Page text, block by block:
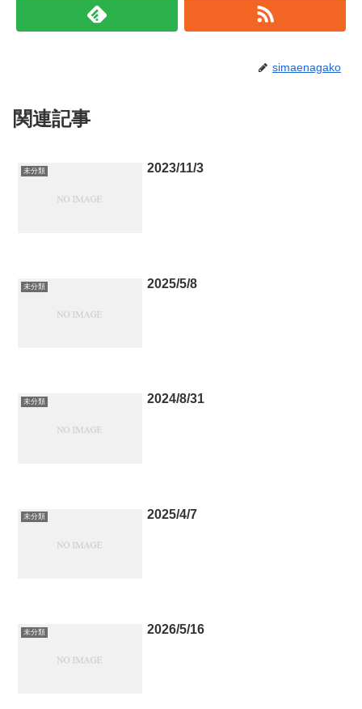
simaenagako
関連記事
未分類 2023/11/3
未分類 2025/5/8
未分類 2024/8/31
未分類 2025/4/7
未分類 2026/5/16